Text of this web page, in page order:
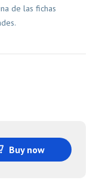
de las fichas
Buy now